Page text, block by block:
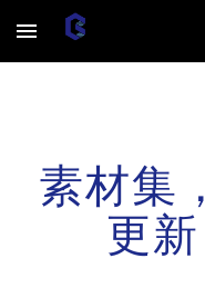
Skip to main content
素材集
更